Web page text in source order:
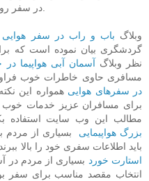
وبلاگ باب و راب در سفر هوایی
گردشگری بیان نموده است که
نظر وبلاگ آسمان آبی هواپیما
مسافری حاوی خاطرات خوب
در سفرهای هوایی همواره این
برای مسافران عزیز خدمات خوب
مطالب این وب سایت استفاده
بزرگ هواپیمایی
بسیاری از مردم
باید اطلاعات سفری خود را بالا
استارت خورد بسیاری از مردم در
انتخاب مقصد مناسب برای سفر